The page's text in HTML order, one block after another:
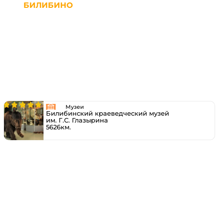
БИЛИБИНО
Музеи
Билибинский краеведческий музей
им. Г.С. Глазырина
5626км.